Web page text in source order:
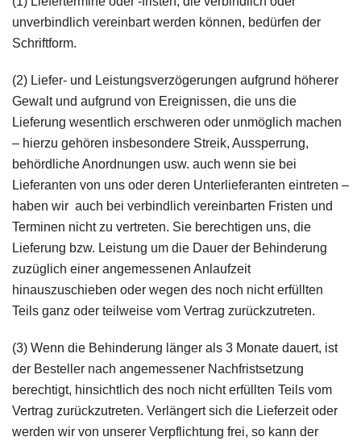
unverbindlich vereinbart werden können, bedürfen der
Schriftform.
(2) Liefer- und Leistungsverzögerungen aufgrund höherer
Gewalt und aufgrund von Ereignissen, die uns die
Lieferung wesentlich erschweren oder unmöglich machen
– hierzu gehören insbesondere Streik, Aussperrung,
behördliche Anordnungen usw. auch wenn sie bei
Lieferanten von uns oder deren Unterlieferanten eintreten –
haben wir auch bei verbindlich vereinbarten Fristen und
Terminen nicht zu vertreten. Sie berechtigen uns, die
Lieferung bzw. Leistung um die Dauer der Behinderung
zuzüglich einer angemessenen Anlaufzeit
hinauszuschieben oder wegen des noch nicht erfüllten
Teils ganz oder teilweise vom Vertrag zurückzutreten.
(3) Wenn die Behinderung länger als 3 Monate dauert, ist
der Besteller nach angemessener Nachfristsetzung
berechtigt, hinsichtlich des noch nicht erfüllten Teils vom
Vertrag zurückzutreten. Verlängert sich die Lieferzeit oder
werden wir von unserer Verpflichtung frei, so kann der